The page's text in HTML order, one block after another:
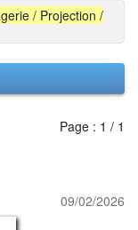
/ Projection /
Page : 1 / 1
09/02/2026